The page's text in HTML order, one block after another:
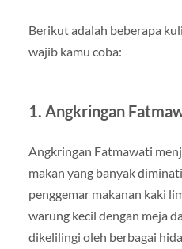
Berikut adalah beberapa
wajib kamu coba:
1. Angkringan
Angkringan Fatmawati
makan yang banyak
penggemar makanan kaki
warung kecil dengan meja
dikelilingi oleh berbagai